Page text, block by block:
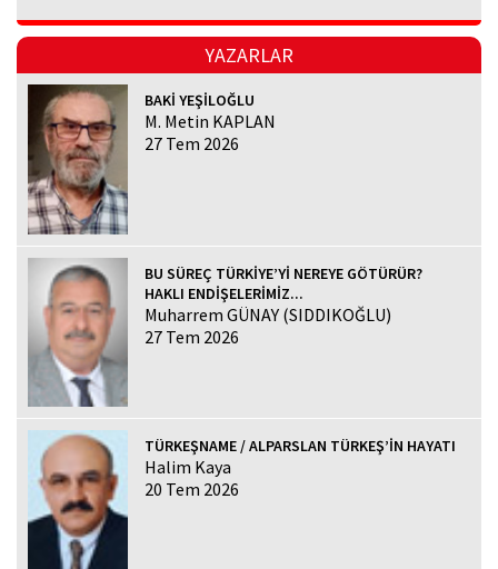
YAZARLAR
BAKİ YEŞİLOĞLU
M. Metin KAPLAN
27 Tem 2026
BU SÜREÇ TÜRKİYE’Yİ NEREYE GÖTÜRÜR?
HAKLI ENDİŞELERİMİZ...
Muharrem GÜNAY (SIDDIKOĞLU)
27 Tem 2026
TÜRKEŞNAME / ALPARSLAN TÜRKEŞ’İN HAYATI
Halim Kaya
20 Tem 2026